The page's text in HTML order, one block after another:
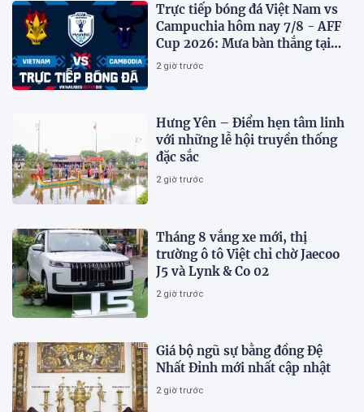
Trực tiếp bóng đá Việt Nam vs
Campuchia hôm nay 7/8 - AFF
Cup 2026: Mưa bàn thắng tại
Mỹ Đình?
2 giờ trước
Hưng Yên – Điểm hẹn tâm linh
với những lễ hội truyền thống
đặc sắc
2 giờ trước
Tháng 8 vắng xe mới, thị
trường ô tô Việt chỉ chờ Jaecoo
J5 và Lynk & Co 02
2 giờ trước
Giá bộ ngũ sự bằng đồng Đệ
Nhất Đỉnh mới nhất cập nhật
2 giờ trước